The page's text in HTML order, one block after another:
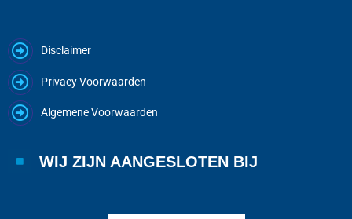
Disclaimer
Privacy Voorwaarden
Algemene Voorwaarden
WIJ ZIJN AANGESLOTEN BIJ